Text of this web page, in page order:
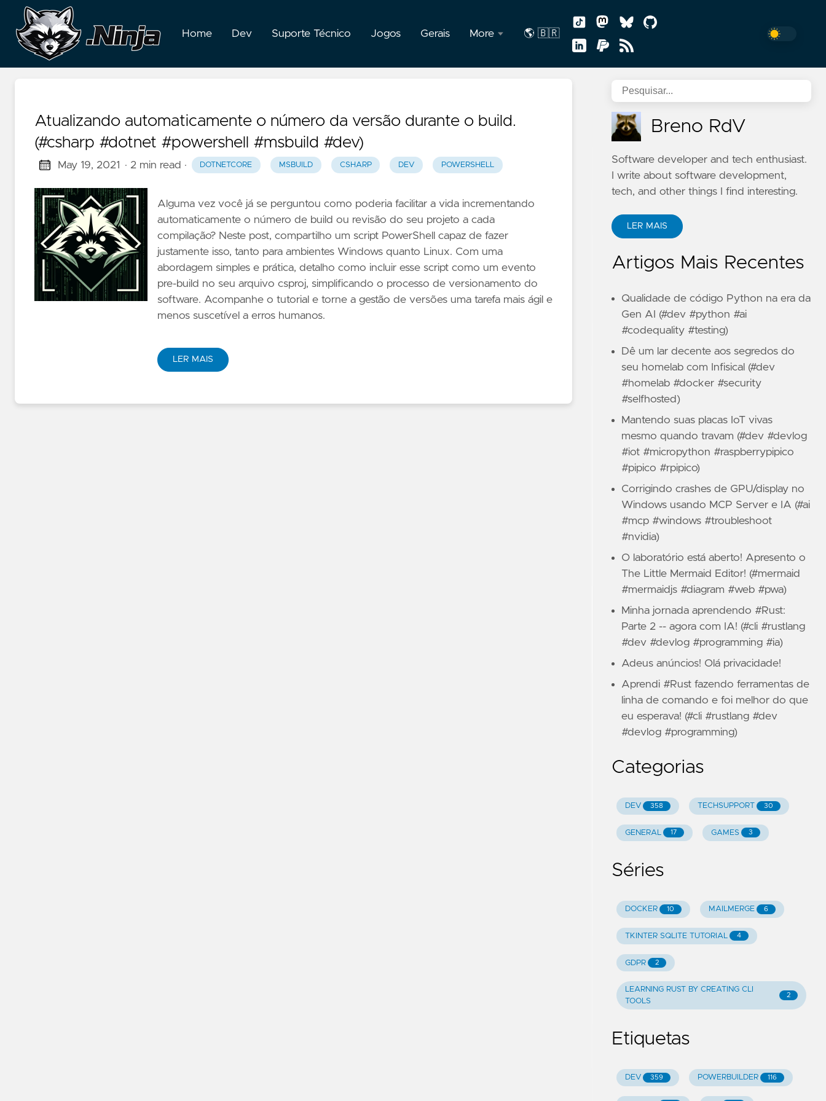
Home Dev Suporte Técnico Jogos Gerais More
F.A.Q
autor
🌎 🇧🇷
🇧🇷
Atualizando automaticamente o número da versão durante o build.
(#csharp #dotnet #powershell #msbuild #dev)
May 19, 2021 · 2 min read · DOTNETCORE MSBUILD CSHARP DEV POWERSHELL
Alguma vez você já se perguntou como poderia facilitar a vida incrementando
automaticamente o número de build ou revisão do seu projeto a cada
compilação? Neste post, compartilho um script PowerShell capaz de fazer
justamente isso, tanto para ambientes Windows quanto Linux. Com uma
abordagem simples e prática, detalho como incluir esse script como um evento
pre-build no seu arquivo csproj, simplificando o processo de versionamento do
software. Acompanhe o tutorial e torne a gestão de versões uma tarefa mais ágil e
menos suscetível a erros humanos.
LER MAIS
Breno RdV
Software developer and tech enthusiast.
I write about software development,
tech, and other things I find interesting.
LER MAIS
Artigos Mais Recentes
Qualidade de código Python na era da
Gen AI (#dev #python #ai
#codequality #testing)
Dê um lar decente aos segredos do
seu homelab com Infisical (#dev
#homelab #docker #security
#selfhosted)
Mantendo suas placas IoT vivas
mesmo quando travam (#dev #devlog
#iot #micropython #raspberrypipico
#pipico #rpipico)
Corrigindo crashes de GPU/display no
Windows usando MCP Server e IA (#ai
#mcp #windows #troubleshoot
#nvidia)
O laboratório está aberto! Apresento o
The Little Mermaid Editor! (#mermaid
#mermaidjs #diagram #web #pwa)
Minha jornada aprendendo #Rust:
Parte 2 -- agora com IA! (#cli #rustlang
#dev #devlog #programming #ia)
Adeus anúncios! Olá privacidade!
Aprendi #Rust fazendo ferramentas de
linha de comando e foi melhor do que
eu esperava! (#cli #rustlang #dev
#devlog #programming)
Categorias
DEV 358 TECHSUPPORT 30
GENERAL 17 GAMES 3
Séries
DOCKER 10 MAILMERGE 6
TKINTER SQLITE TUTORIAL 4
GDPR 2
LEARNING RUST BY CREATING CLI
TOOLS
2
Etiquetas
DEV 359 POWERBUILDER 116